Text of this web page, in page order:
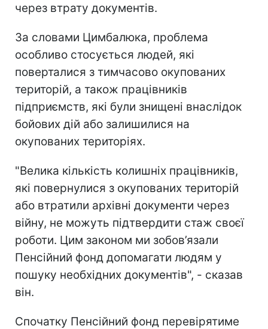
через втрату документів.
За словами Цимбалюка, проблема
особливо стосується людей, які
поверталися з тимчасово окупованих
територій, а також працівників
підприємств, які були знищені внаслідок
бойових дій або залишилися на
окупованих територіях.
"Велика кількість колишніх працівників,
які повернулися з окупованих територій
або втратили архівні документи через
війну, не можуть підтвердити стаж своєї
роботи. Цим законом ми зобов’язали
Пенсійний фонд допомагати людям у
пошуку необхідних документів", - сказав
він.
Спочатку Пенсійний фонд перевірятиме